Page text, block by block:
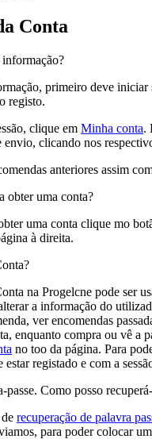
Conta
primeiro deve iniciar
registo.
clique em Minha conta.
envio, clicando nos
anteriores assim
obter uma conta?
uma conta clique mo
à direita.
na Progelcne pode ser
a informação do
ver encomendas
enquanto compra ou vê a
no too da página. Para
registado e com a
passe. Como posso
recuperação de palavra
para poder colocar